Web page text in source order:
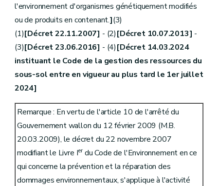
l'environnement d'organismes génétiquement modifiés
ou de produits en contenant.](3)
(1)[Décret 22.11.2007] - (2)[Décret 10.07.2013] -
(3)[Décret 23.06.2016] - (4)[Décret 14.03.2024
instituant le Code de la gestion des ressources du
sous-sol entre en vigueur au plus tard le 1er juillet
2024]
Remarque : En vertu de l'article 10 de l'arrêté du
Gouvernement wallon du 12 février 2009 (M.B.
20.03.2009), le décret du 22 novembre 2007
modifiant le Livre Ierdu Code de l'Environnement en ce
qui concerne la prévention et la réparation des
dommages environnementaux, s'applique à l'activité